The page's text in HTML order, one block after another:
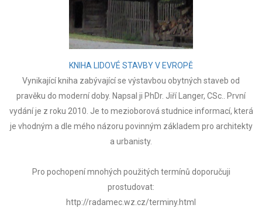
KNIHA LIDOVÉ STAVBY V EVROPĚ
Vynikající kniha zabývající se výstavbou obytných staveb od
pravěku do moderní doby. Napsal ji PhDr. Jiří Langer, CSc.. První
vydání je z roku 2010. Je to mezioborová studnice informací, která
je vhodným a dle mého názoru povinným základem pro architekty
a urbanisty.
Pro pochopení mnohých použitých termínů doporučuji
prostudovat:
http://radamec.wz.cz/terminy.html